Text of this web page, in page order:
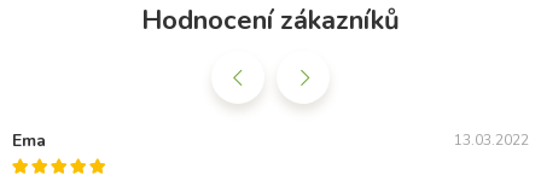
Hodnocení zákazníků
Ema 13.03.2022